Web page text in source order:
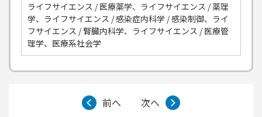
ライフサイエンス / 医療薬学、ライフサイエンス / 薬理
学、ライフサイエンス / 感染症内科学 / 感染制御、ライ
フサイエンス / 腎臓内科学、ライフサイエンス / 医療管
理学、医療系社会学
前へ
次へ